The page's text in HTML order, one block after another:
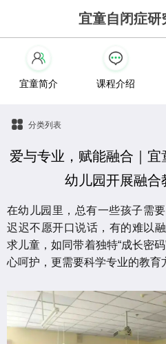
宜童自闭症研
宜童简介 课程介绍
分类列表
爱与专业，赋能融合｜
幼儿园开展融合
在幼儿园里，总有一些孩子需
迟迟不愿开口说话，有的难以
求儿童，如同带着独特“成长密
心呵护，更需要科学专业的教育